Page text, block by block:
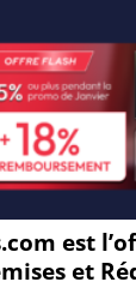
est
et